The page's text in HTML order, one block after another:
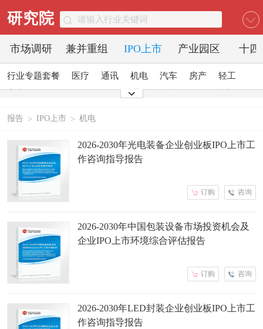
研究院
市场调研 兼并重组 IPO上市 产业园区 十四
行业专题套餐 医疗 通讯 机电 汽车 房产
轻工
酒店
报告 > IPO上市 > 机电
2026-2030年光电装备企业创业板IPO上市工
作咨询指导报告
咨询
订购
2026-2030年中国包装设备市场投资机会及
企业IPO上市环境综合评估报告
咨询
订购
2026-2030年LED封装企业创业板IPO上市工
作咨询指导报告